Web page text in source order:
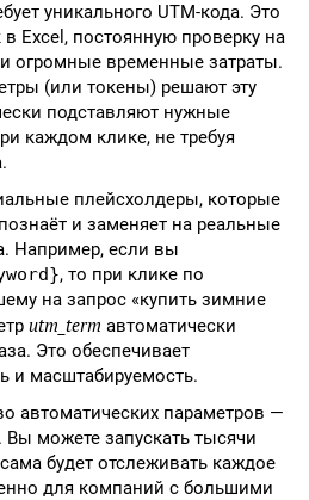
уникального UTM-кода. Это
в Excel, постоянную проверку на
огромные временные затраты.
(или токены) решают эту
подставляют нужные
каждом клике, не требуя
плейсхолдеры, которые
и заменяет на реальные
Например, если вы
, то при клике по
на запрос «купить зимние
utm_term автоматически
Это обеспечивает
и масштабируемость.
автоматических параметров —
. Вы можете запускать тысячи
будет отслеживать каждое
для компаний с большими